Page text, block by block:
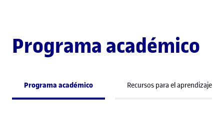
Programa académico
Programa académico Recursos para el aprendizaje